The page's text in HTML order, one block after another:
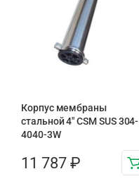
Корпус мембраны
стальной 4″ CSM SUS 304-
4040-3W
11 787 ₽